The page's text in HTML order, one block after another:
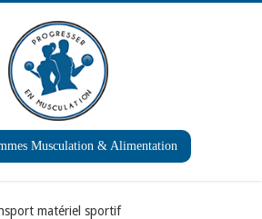
Musculation & Alimentation
matériel sportif